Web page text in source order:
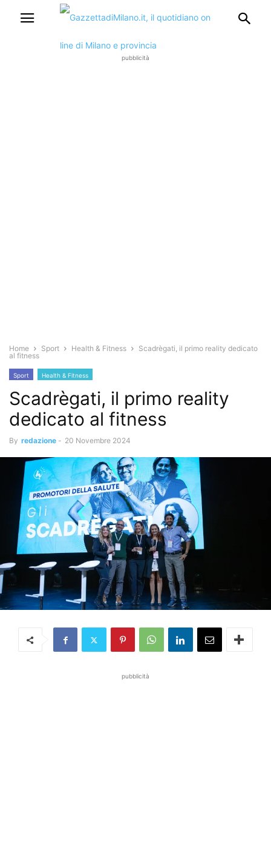
pubblicità
Home Sport Health & Fitness
Scadrègati, il primo reality dedicato
al fitness
Sport Health & Fitness
Scadrègati, il primo reality
dedicato al fitness
By redazione - 20 Novembre 2024
pubblicità